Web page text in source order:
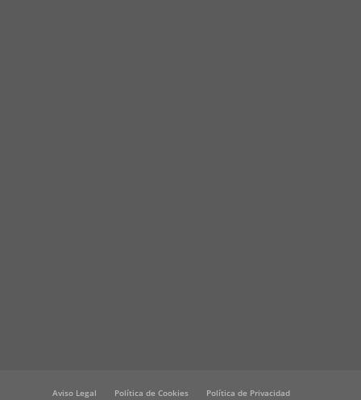
Aviso Legal Política de Cookies Política de Privacidad